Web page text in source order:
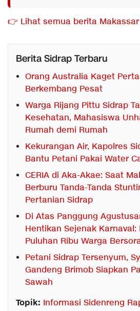
👉 Lihat semua berita
Berita Sidrap Terbaru
Orang Australia Kaget
Berkembang Pesat
Warga Rijang Pittu Sidrap
Kesehatan, Mahasiswa
Rumah demi Rumah
Kekurangan Air, Kapolres
Bantu Petani Pakai Water
CERIA di Aka-Akae: Saat
Berburu Tanda-Tanda
Pertanian Sidrap
Di Atas Panggung
Hentikan Sejenak Karnaval:
Puluhan Ribu Warga
Petani Sidrap Tersenyum,
Gandeng Brimob Siapkan
Sawah
Topik: Informasi Sidenreng